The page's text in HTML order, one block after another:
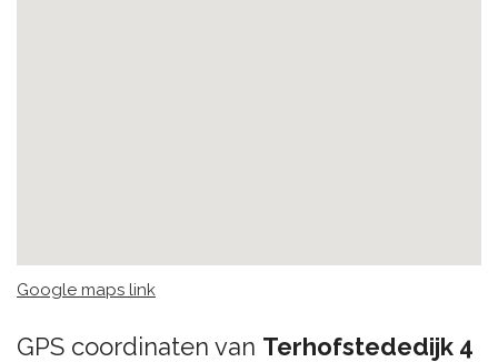
Google maps link
GPS coordinaten van Terhofstededijk 4